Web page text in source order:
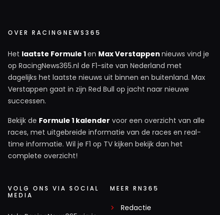
OVER RACINGNEWS365
Het laatste Formule 1en Max Verstappen nieuws vind je
op RacingNews365.nl de F1-site van Nederland met
dagelijks het laatste nieuws uit binnen en buitenland. Max
Verstappen gaat in zijn Red Bull op jacht naar nieuwe
successen.
Bekijk de Formule 1 kalender voor een overzicht van alle
races, met uitgebreide informatie van de races en real-
time informatie. Wil je F1 op TV kijken bekijk dan het
complete overzicht!
VOLG ONS VIA SOCIAL
MEDIA
MEER RN365
Redactie